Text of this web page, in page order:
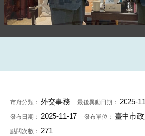
日本友好城市鳥取縣議會銀杏泰利
會，由張大春副秘書長